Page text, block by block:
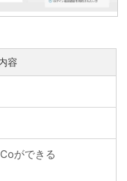
容
ができる